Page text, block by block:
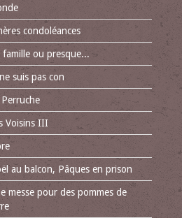
condoléances
famille ou presque...
suis pas con
Perruche
Voisins III
au balcon, Pâques en prison
messe pour des pommes de